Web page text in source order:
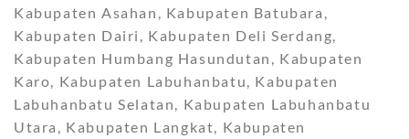
Kabupaten Asahan, Kabupaten Batubara,
Kabupaten Dairi, Kabupaten Deli Serdang,
Kabupaten Humbang Hasundutan, Kabupaten
Karo, Kabupaten Labuhanbatu, Kabupaten
Labuhanbatu Selatan, Kabupaten Labuhanbatu
Utara, Kabupaten Langkat, Kabupaten